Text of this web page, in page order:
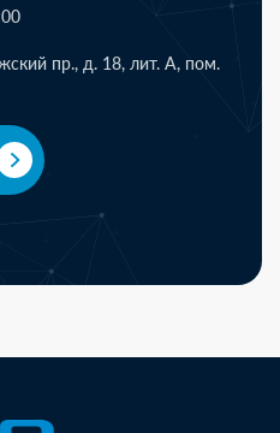
пр., д. 18, лит. А, пом.